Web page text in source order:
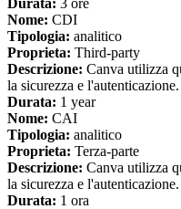
Durata: 3 ore
Nome: CDI
Tipologia: analitico
Proprieta: Third-party
Descrizione: Canva utilizza
la sicurezza e l'autenticazione.
Durata: 1 year
Nome: CAI
Tipologia: analitico
Proprieta: Terza-parte
Descrizione: Canva utilizza
la sicurezza e l'autenticazione.
Durata: 1 ora